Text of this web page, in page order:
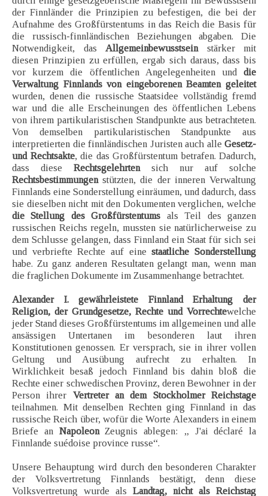
der Finnländer die Prinzipien zu befestigen, die bei der
Aufnahme des Großfürstentums in das Reich die Basis für
die russisch-finnländischen Beziehungen abgaben. Die
Notwendigkeit, das Allgemeinbewusstseinstärker mit
diesen Prinzipien zu erfüllen, ergab sich daraus, dass bis
vor kurzem die öffentlichen Angelegenheiten und die
Verwaltung Finnlands von eingeborenen Beamten geleitet
wurden, denen die russische Staatsidee vollständig fremd
war und die alle Erscheinungen des öffentlichen Lebens
von ihrem partikularistischen Standpunkte aus betrachteten.
Von demselben partikularistischen Standpunkte aus
interpretierten die finnländischen Juristen auch alle Gesetz-
und Rechtsakte, die das Großfürstentum betrafen. Dadurch,
dass diese Rechtsgelehrtensich nur auf solche
Rechtsbestimmungenstützten, die der inneren Verwaltung
Finnlands eine Sonderstellung einräumen, und dadurch, dass
sie dieselben nicht mit den Dokumenten verglichen, welche
die Stellung des Großfürstentums als Teil des ganzen
russischen Reichs regeln, mussten sie natürlicherweise zu
dem Schlusse gelangen, dass Finnland ein Staat für sich sei
und verbriefte Rechte auf einestaatliche Sonderstellung
habe. Zu ganz anderen Resultaten gelangt man, wenn man
die fraglichen Dokumente im Zusammenhange betrachtet.
Alexander I. gewährleistete Finnland Erhaltung der
Religion, der Grundgesetze, Rechte und Vorrechtewelche
jeder Stand dieses Großfürstentums im allgemeinen und alle
ansässigen Untertanen im besonderen laut ihren
Konstitutionen genossen. Er versprach, sie in ihrer vollen
Geltung und Ausübung aufrecht zu erhalten. In
Wirklichkeit besaß jedoch Finnland bis dahin bloß die
Rechte einer schwedischen Provinz, deren Bewohner in der
Person ihrer Vertreter an dem Stockholmer Reichstage
teilnahmen. Mit denselben Rechten ging Finnland in das
russische Reich über, wofür die Worte Alexanders in einem
Briefe an NapoleonZeugnis ablegen: „ J'ai déclaré la
Finnlande suédoise province russe“.
Unsere Behauptung wird durch den besonderen Charakter
der Volksvertretung Finnlands bestätigt, denn diese
Volksvertretung wurde als Landtag, nicht als Reichstag